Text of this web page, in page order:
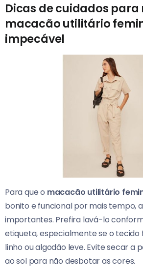
Dicas de cuidados
macacão utilitário
impecável
Para que o macacão utilitário
bonito e funcional por mais tempo,
importantes. Prefira lavá-lo
etiqueta, especialmente se o tecido
linho ou algodão leve. Evite secar a
ao sol para não desbotar as cores.